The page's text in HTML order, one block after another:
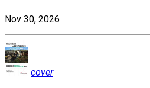
Nov 30, 2026
cover